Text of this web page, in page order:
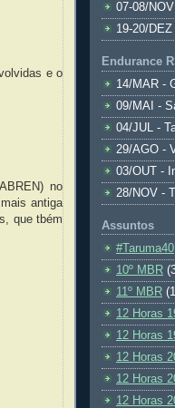
e o
no
antiga
que tbém
07-08/
19-20/
Endurance
14/MAR -
09/MAI -
04/JUL -
29/AGO -
03/OUT -
28/NOV -
Assuntos
#Taruma40
10º MBR
11º MBR
12 Horas
12 Horas
12 Horas
12 Horas
12 Horas